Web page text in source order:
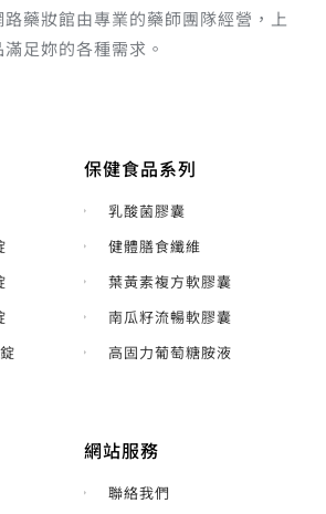
藥妝館由專業的藥師團隊經營，上
足妳的各種需求。
保健食品系列
乳酸菌膠囊
健體膳食纖維
葉黃素複方軟膠囊
南瓜籽流暢軟膠囊
高固力葡萄糖胺液
網站服務
聯絡我們